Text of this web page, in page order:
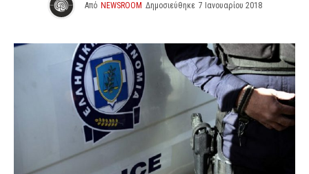
Από NEWSROOM Δημοσιεύθηκε 7 Ιανουαρίου 2018